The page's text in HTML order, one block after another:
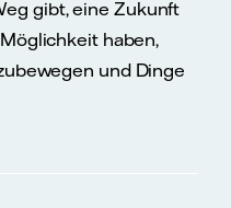
gibt, eine Zukunft
haben,
und Dinge